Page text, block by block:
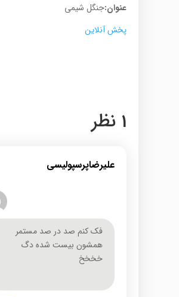
عنوان:جنگل شیمی
پخش آنلاین
1 نظر
علیرضاپرسپولیسی
فک کنم صد در صد مستمر
همشون بیست شده دگ
خخخخ